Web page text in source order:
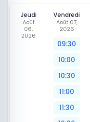
Jeudi
Août
06,
2026
Vendredi
Août 07,
2026
09:30
10:00
10:30
11:00
11:30